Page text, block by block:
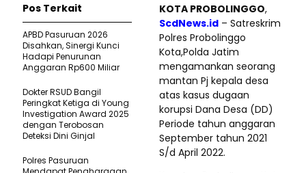
KOTA PROBOLINGGO,
ScdNews.id – Satreskrim
Polres Probolinggo
Kota,Polda Jatim
mengamankan seorang
mantan Pj kepala desa
atas kasus dugaan
korupsi Dana Desa (DD)
Periode tahun anggaran
September tahun 2021
S/d April 2022.
Pos Terkait
APBD Pasuruan 2026
Disahkan, Sinergi Kunci
Hadapi Penurunan
Anggaran Rp600 Miliar
Dokter RSUD Bangil
Peringkat Ketiga di Young
Investigation Award 2025
dengan Terobosan
Deteksi Dini Ginjal
Polres Pasuruan